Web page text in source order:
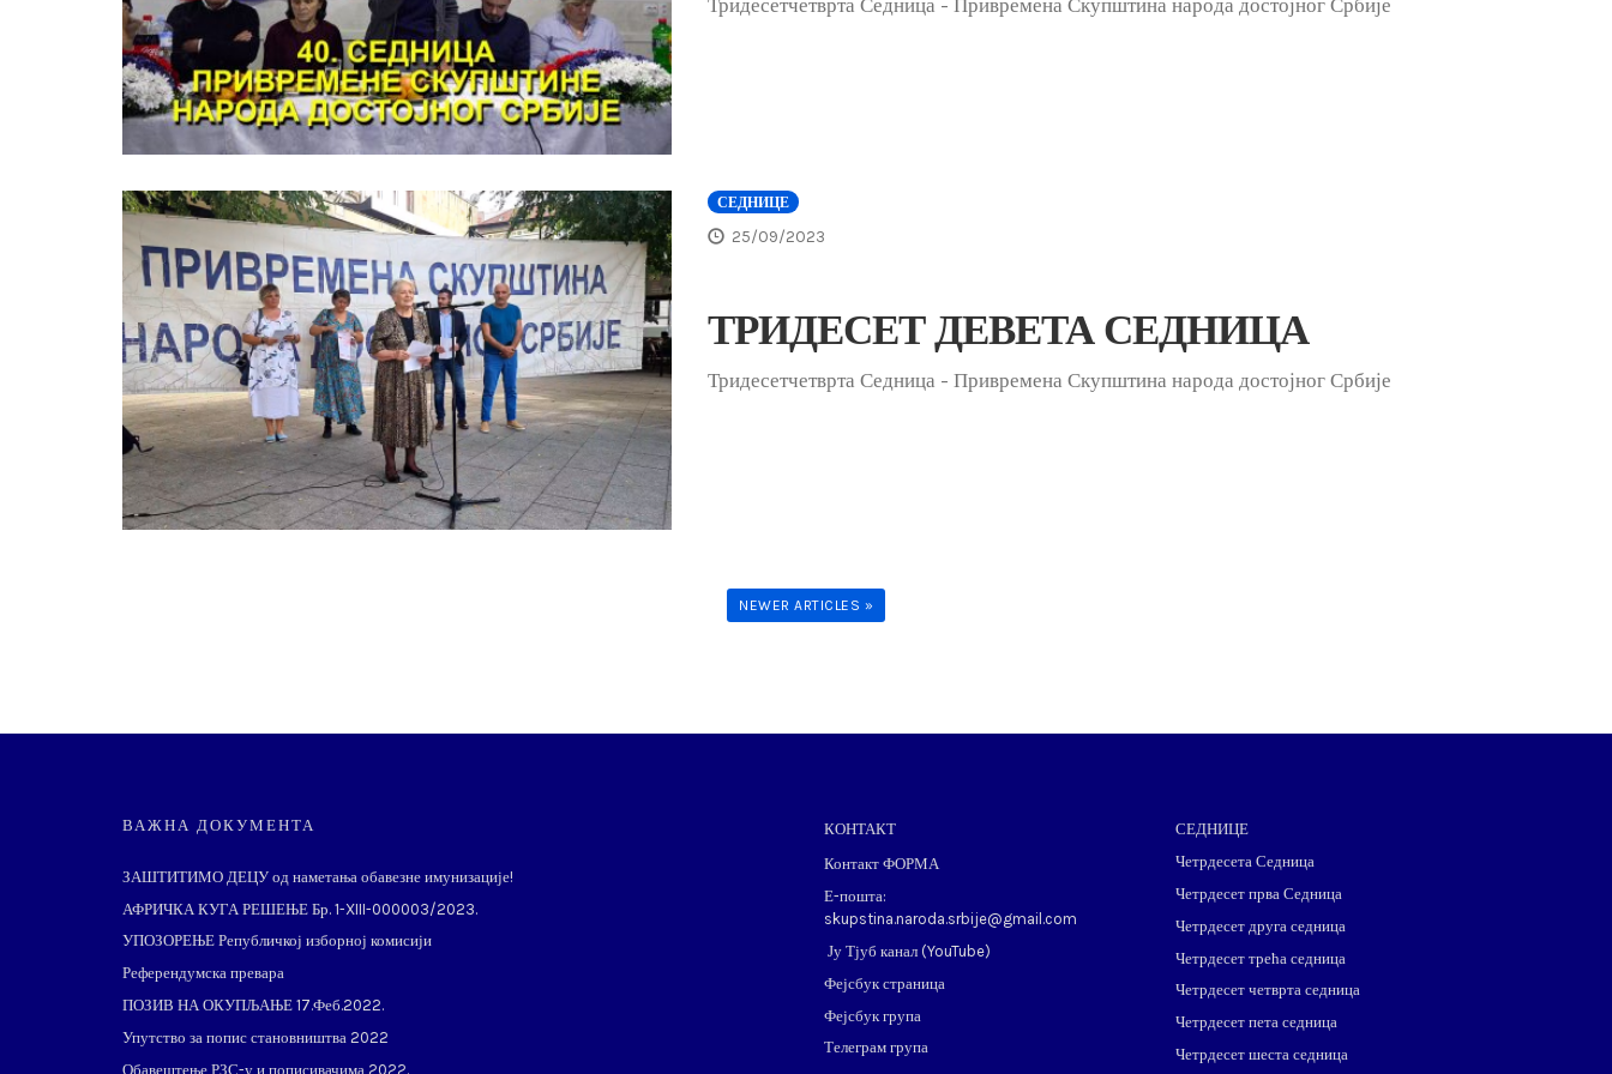
СЕДНИЦЕ
25/09/2023
ТРИДЕСЕТ ДЕВЕТА СЕДНИЦА
Тридесетчетврта Седница - Привремена Скупштина народа достојног Србије
NEWER ARTICLES »
ВАЖНА ДОКУМЕНТА
ЗАШТИТИМО ДЕЦУ од наметања обавезне имунизације!
АФРИЧКА КУГА РЕШЕЊЕ Бр. 1-XIII-000003/2023.
УПОЗОРЕЊЕ Републичкој изборној комисији
Референдумска превара
ПОЗИВ НА ОКУПЉАЊЕ 17.Феб.2022.
Упутство за попис становништва 2022
Обавештење РЗС-у и пописивачима 2022.
КОНТАКТ
Контакт ФОРМА
Е-пошта:
skupstina.naroda.srbije@gmail.com
Ју Тјуб канал (YouTube)
Фејсбук страница
Фејсбук група
Телеграм група
СЕДНИЦЕ
Четрдесета Седница
Четрдесет прва Седница
Четрдесет друга седница
Четрдесет трећа седница
Четрдесет четврта седница
Четрдесет пета седница
Четрдесет шеста седница